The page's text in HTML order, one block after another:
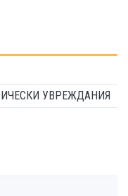
УВРЕЖДАНИЯ